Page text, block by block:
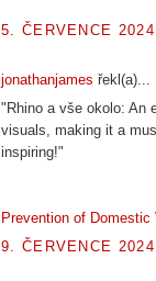
5. ČERVENCE
jonathanjames řekl(a)...
"Rhino a vše okolo: An
visuals, making it a
inspiring!"
Prevention of
9. ČERVENCE